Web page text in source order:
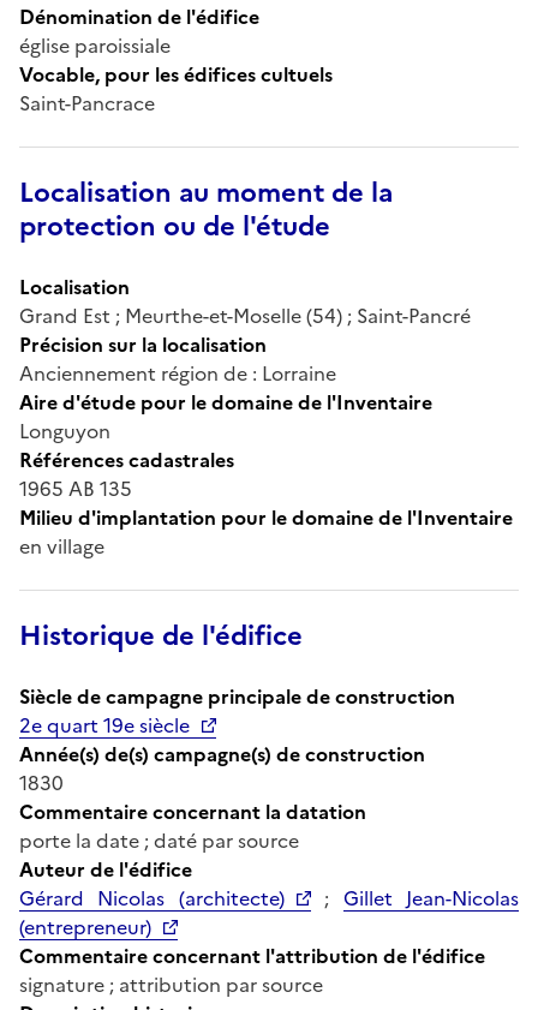
Dénomination de l'édifice
église paroissiale
Vocable, pour les édifices cultuels
Saint-Pancrace
Localisation au moment de la
protection ou de l'étude
Localisation
Grand Est ; Meurthe-et-Moselle (54) ; Saint-Pancré
Précision sur la localisation
Anciennement région de : Lorraine
Aire d'étude pour le domaine de l'Inventaire
Longuyon
Références cadastrales
1965 AB 135
Milieu d'implantation pour le domaine de l'Inventaire
en village
Historique de l'édifice
Siècle de campagne principale de construction
2e quart 19e siècle
Année(s) de(s) campagne(s) de construction
1830
Commentaire concernant la datation
porte la date ; daté par source
Auteur de l'édifice
Gérard Nicolas (architecte)
; Gillet Jean-Nicolas
(entrepreneur)
Commentaire concernant l'attribution de l'édifice
signature ; attribution par source